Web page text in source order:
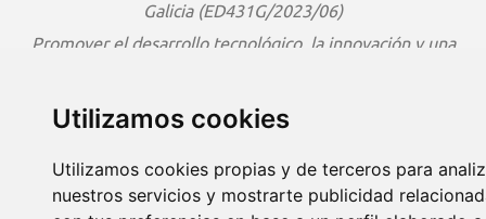
Utilizamos cookies
Utilizamos cookies propias y de terceros para
nuestros servicios y mostrarte publicidad
Galicia (ED431G/2023/06)
Promover el desarrollo tecnológico, la innovación y una
Copyright © CINBIO Protección de datos